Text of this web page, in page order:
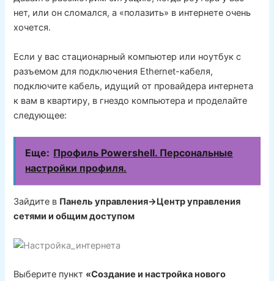
нет, или он сломался, а «полазить» в интернете очень
хочется.
Если у вас стационарный компьютер или ноутбук с
разъемом для подключения Ethernet-кабеля,
подключите кабель, идущий от провайдера интернета
к вам в квартиру, в гнездо компьютера и проделайте
следующее:
Еще: Профиль Powershell. Персональные
настройки профиля.
Зайдите в Панель управления->Центр управления
сетями и общим доступом
Выберите пункт «Создание и настройка нового